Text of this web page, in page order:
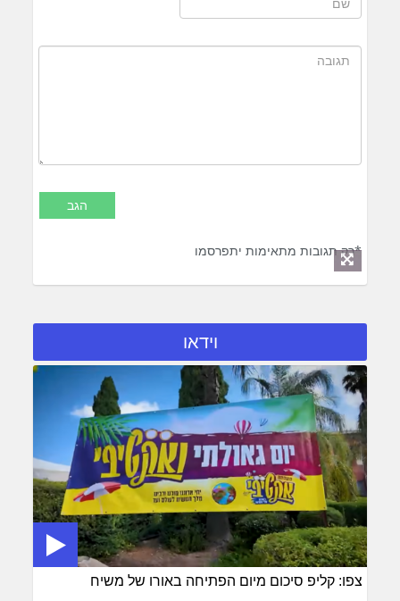
*רק תגובות מתאימות יתפרסמו
וידאו
צפו: קליפ סיכום מיום הפתיחה באורו של משיח